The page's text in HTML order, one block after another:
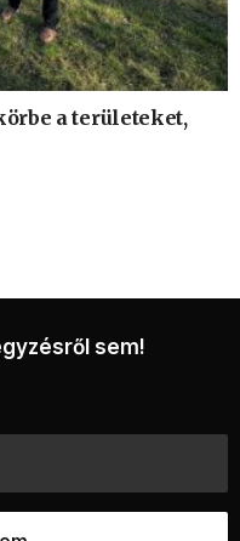
a területeket,
sem!